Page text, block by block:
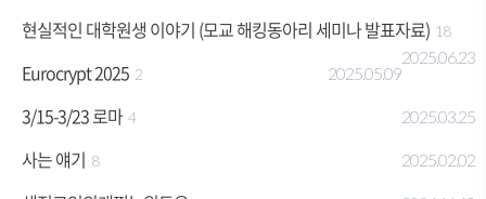
현실적인 대학원생 이야기 (모교 해킹동아리 세미나 발표자료) 18
2025.06.23
Eurocrypt 2025 2 2025.05.09
3/15-3/23 로마 4 2025.03.25
사는 얘기 8 2025.02.02